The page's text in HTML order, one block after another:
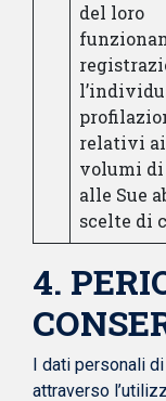
del loro
relativi ai
volumi di
alle Sue
scelte di
4.
I dati personali
attraverso